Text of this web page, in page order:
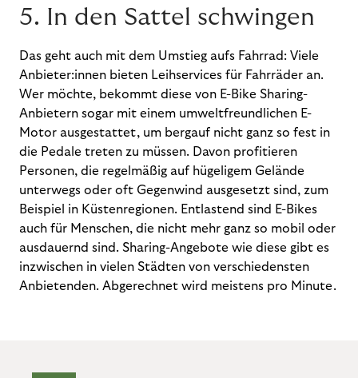
5. In den Sattel schwingen
Das geht auch mit dem Umstieg aufs Fahrrad: Viele
Anbieter:innen bieten Leihservices für Fahrräder an.
Wer möchte, bekommt diese von E-Bike Sharing-
Anbietern sogar mit einem umweltfreundlichen E-
Motor ausgestattet, um bergauf nicht ganz so fest in
die Pedale treten zu müssen. Davon profitieren
Personen, die regelmäßig auf hügeligem Gelände
unterwegs oder oft Gegenwind ausgesetzt sind, zum
Beispiel in Küstenregionen. Entlastend sind E-Bikes
auch für Menschen, die nicht mehr ganz so mobil oder
ausdauernd sind. Sharing-Angebote wie diese gibt es
inzwischen in vielen Städten von verschiedensten
Anbietenden. Abgerechnet wird meistens pro Minute.